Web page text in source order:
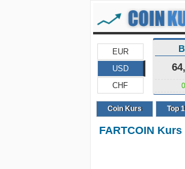
EUR
USD
CHF
Coin Kurs Top
FARTCOIN